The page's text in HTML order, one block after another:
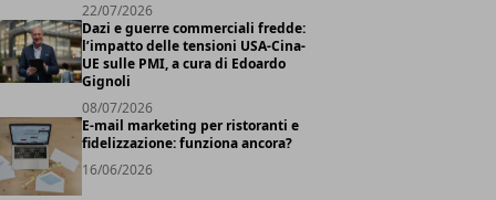
22/07/2026
Dazi e guerre commerciali fredde:
l’impatto delle tensioni USA-Cina-
UE sulle PMI, a cura di Edoardo
Gignoli
08/07/2026
E-mail marketing per ristoranti e
fidelizzazione: funziona ancora?
16/06/2026